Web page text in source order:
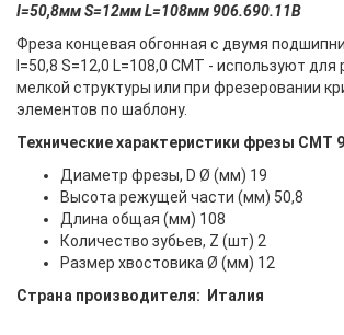
I=50,8мм S=12мм L=108мм 906.690.11B
Фреза концевая обгонная с двумя
I=50,8 S=12,0 L=108,0 CMT - используют
мелкой структуры или при фрезеровании
элементов по шаблону.
Технические характеристики фрезы СМТ
Диаметр фрезы, D Ø (мм) 19
Высота режущей части (мм) 50,8
Длина общая (мм) 108
Количество зубьев, Z (шт) 2
Размер хвостовика Ø (мм) 12
Страна производителя: Италия